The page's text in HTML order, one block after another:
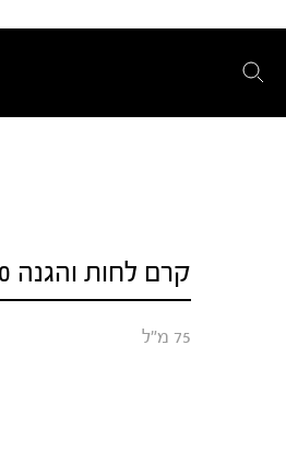
קרם לחות והגנה SPF50
75 מ"ל